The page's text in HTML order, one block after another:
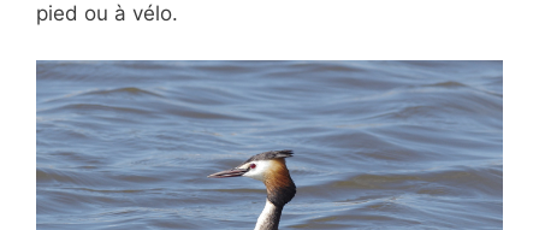
pied ou à vélo.